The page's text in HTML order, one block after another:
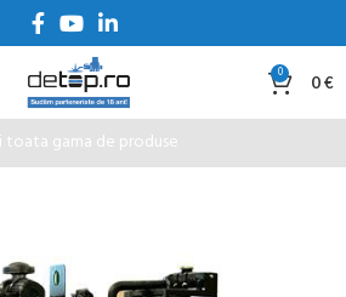
0 0€
toata gama de produse